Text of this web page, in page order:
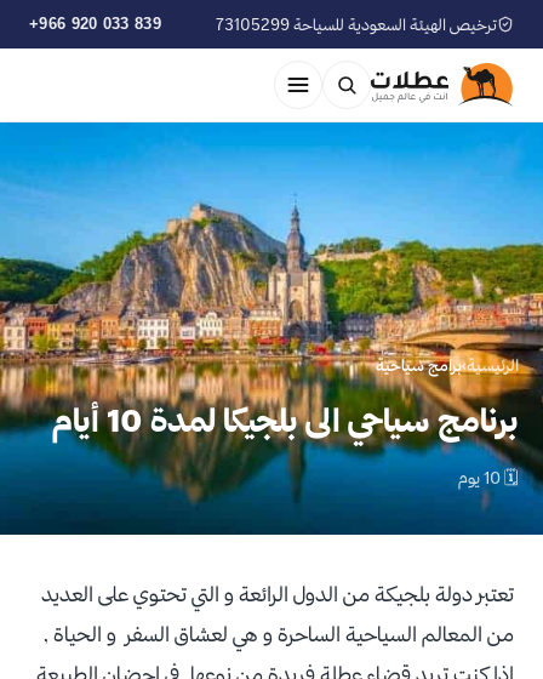
ترخيص الهيئة السعودية للسياحة 73105299 +966 920 033 839
الرئيسية›برامج سياحية
برنامج سياحي الى بلجيكا لمدة 10 أيام
🗓 10 يوم
تعتبر دولة بلجيكة من الدول الرائعة و التي تحتوي على العديد
من المعالم السياحية الساحرة و هي لعشاق السفر و الحياة ,
اذا كنت تريد قضاء عطلة فريدة من نوعها في احضان الطبيعة